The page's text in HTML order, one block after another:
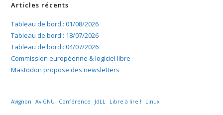
Articles récents
Tableau de bord : 01/08/2026
Tableau de bord : 18/07/2026
Tableau de bord : 04/07/2026
Commission européenne & logiciel libre
Mastodon propose des newsletters
Avignon AviGNU Conférence JdLL Libre à lire ! Linux